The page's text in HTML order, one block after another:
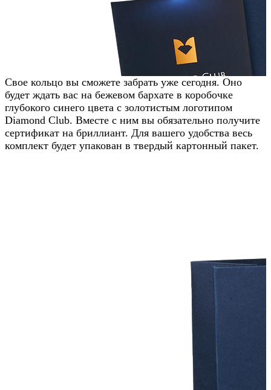
Свое кольцо вы сможете забрать уже сегодня. Оно
будет ждать вас на бежевом бархате в коробочке
глубокого синего цвета с золотистым логотипом
Diamond Club. Вместе с ним вы обязательно получите
сертификат на бриллиант. Для вашего удобства весь
комплект будет упакован в твердый картонный пакет.